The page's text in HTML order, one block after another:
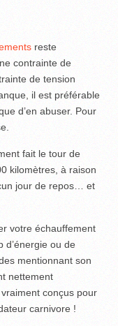
reste
contrainte de
de tension
il est préférable
d’en abuser. Pour
fait le tour de
kilomètres, à raison
jour de repos… et
votre échauffement
d’énergie ou de
mentionnant son
nettement
conçus pour
carnivore !